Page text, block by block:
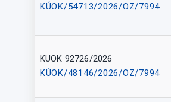
KÚOK/54713/2026/OZ/7994
KUOK 92726/2026
KÚOK/48146/2026/OZ/7994